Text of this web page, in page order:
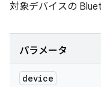
対象デバイスの
パラメータ
device